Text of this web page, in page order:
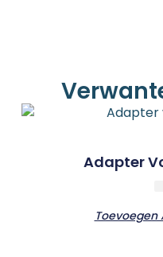
Adapter
Toevoegen